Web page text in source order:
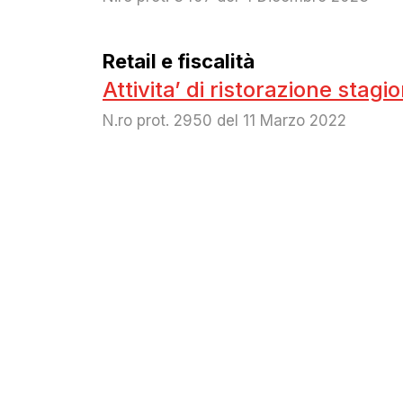
Retail e fiscalità
Attivita’ di ristorazione
N.ro prot. 2950 del 11 Marzo 2022